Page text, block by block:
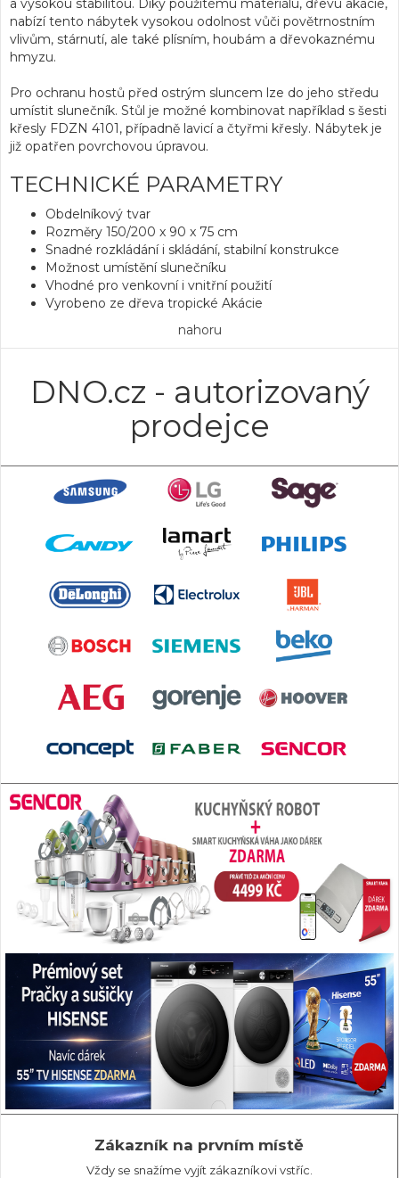
a vysokou stabilitou. Díky použitému materiálu, dřevu akácie,
nabízí tento nábytek vysokou odolnost vůči povětrnostním
vlivům, stárnutí, ale také plísním, houbám a dřevokaznému
hmyzu.
Pro ochranu hostů před ostrým sluncem lze do jeho středu
umístit slunečník. Stůl je možné kombinovat například s šesti
křesly FDZN 4101, případně lavicí a čtyřmi křesly. Nábytek je
již opatřen povrchovou úpravou.
TECHNICKÉ PARAMETRY
Obdelníkový tvar
Rozměry 150/200 x 90 x 75 cm
Snadné rozkládání i skládání, stabilní konstrukce
Možnost umístění slunečníku
Vhodné pro venkovní i vnitřní použití
Vyrobeno ze dřeva tropické Akácie
nahoru
DNO.cz - autorizovaný
prodejce
Zákazník na prvním místě
Vždy se snažíme vyjít zákazníkovi vstříc.